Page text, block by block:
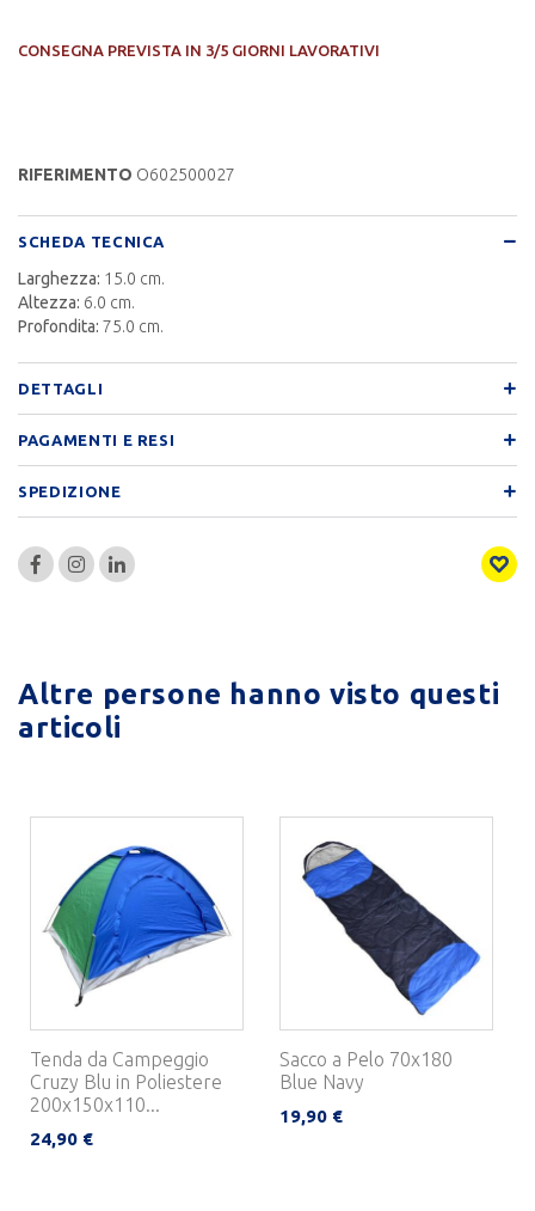
CONSEGNA PREVISTA IN 3/5 GIORNI LAVORATIVI
RIFERIMENTO O602500027
SCHEDA TECNICA
Larghezza: 15.0 cm.
Altezza: 6.0 cm.
Profondita: 75.0 cm.
DETTAGLI
PAGAMENTI E RESI
SPEDIZIONE
Altre persone hanno visto questi
articoli
Tenda da Campeggio
Cruzy Blu in Poliestere
200x150x110...
24,90 €
Sacco a Pelo 70x180
Blue Navy
19,90 €